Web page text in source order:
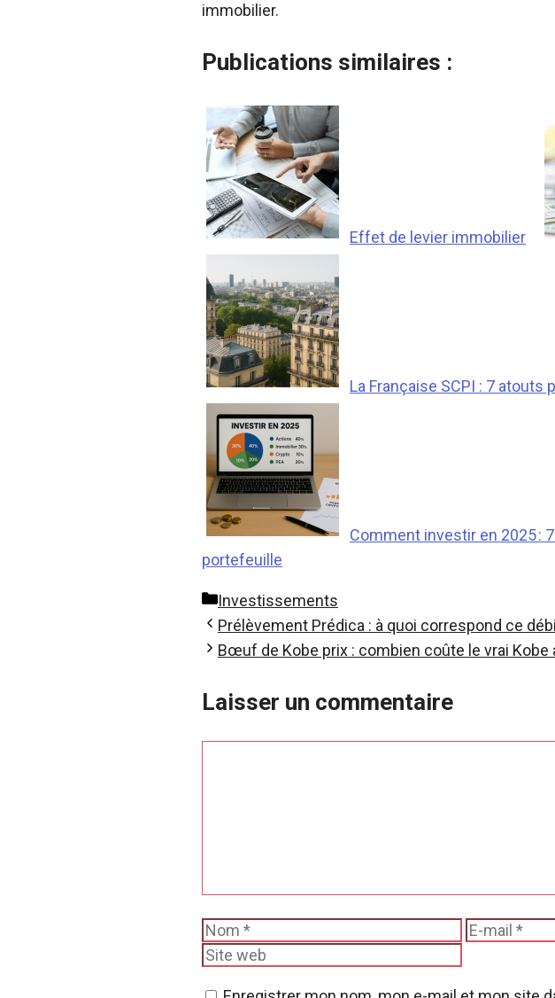
immobilier.
Publications similaires :
Effet de levier immobilier
La Française SCPI : 7
Comment investir en 2025 :
portefeuille
Catégories
Investissements
Prélèvement Prédica : à quoi correspond ce
Bœuf de Kobe prix : combien coûte le vrai
Laisser un commentaire
Nom
E-